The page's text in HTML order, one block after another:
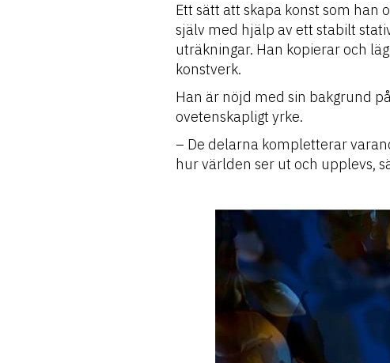
Ett sätt att skapa konst som
själv med hjälp av ett stabilt
uträkningar. Han kopierar och
konstverk.
Han är nöjd med sin bakgrund
ovetenskapligt yrke.
– De delarna kompletterar
hur världen ser ut och upplevs,